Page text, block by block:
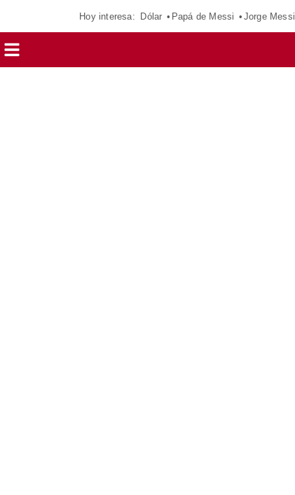
Hoy interesa: Dólar Papá de Messi Jorge Messi